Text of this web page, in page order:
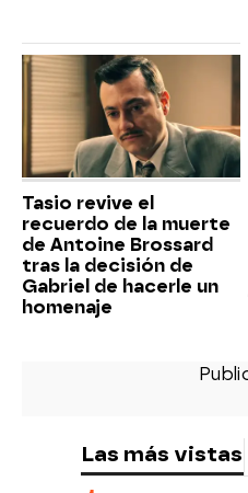
Tasio revive el
recuerdo de la muerte
de Antoine Brossard
tras la decisión de
Gabriel de hacerle un
homenaje
Las más vistas